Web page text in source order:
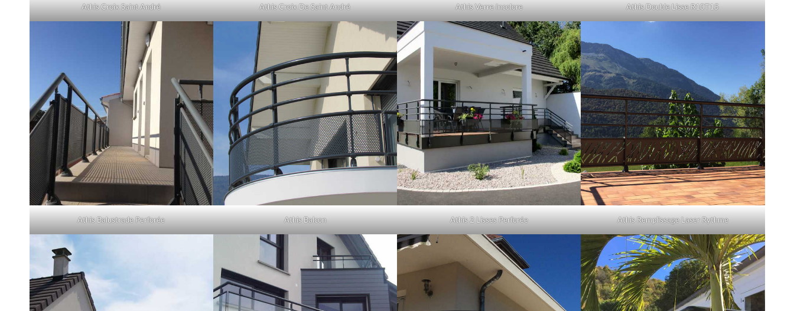
Athis Croix Saint André Athis Croix De Saint André Athis Verre Incolore Athis Double Lisse R10T15
Athis Balustrade Perforée Athis Balcon Athis 2 Lisses Perforée Athis Remplissage Laser Rythme